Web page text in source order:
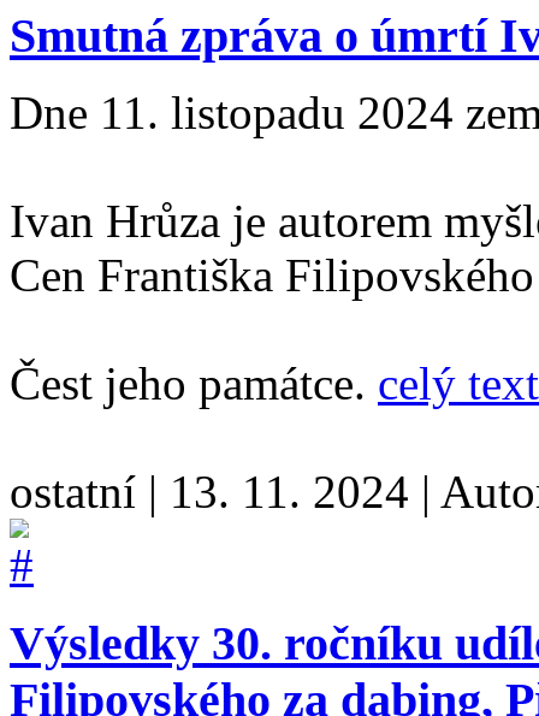
Smutná zpráva o úmrtí
Dne 11. listopadu 2024
Ivan Hrůza je autorem
Cen Františka
Čest jeho památce. celý text
ostatní | 13. 11. 2024 |
Výsledky 30. ročníku
Filipovského za dabing,